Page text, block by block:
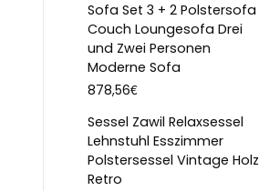
Sofa Set 3 + 2 Polstersofa
Couch Loungesofa Drei
und Zwei Personen
Moderne Sofa
878,56€
Sessel Zawil Relaxsessel
Lehnstuhl Esszimmer
Polstersessel Vintage Holz
Retro